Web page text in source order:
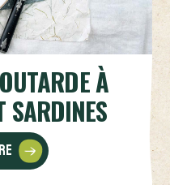
À
SARDINES